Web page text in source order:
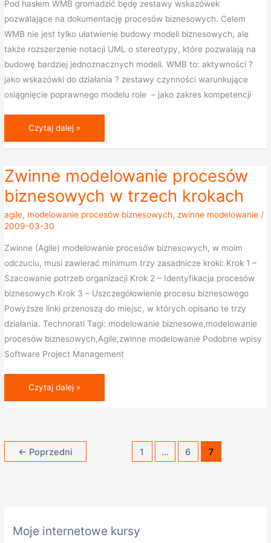
Pod hasłem WMB gromadzić będę zestawy wskazówek
pozwalające na dokumentację procesów biznesowych. Celem
WMB nie jest tylko ułatwienie budowy modeli biznesowych, ale
także rozszerzenie notacji UML o stereotypy, które pozwalają na
budowę bardziej jednoznacznych modeli. WMB to: aktywności ?
jako wskazówki do działania ? zestawy czynności warunkujące
osiągnięcie poprawnego modelu role – jako zakres kompetencji
zakresie
modelowania
biznesowego
Czytaj dalej »
Zwinne modelowanie procesów
biznesowych w trzech krokach
agile, modelowanie procesów biznesowych, zwinne modelowanie /
2009-03-30
Zwinne (Agile) modelowanie procesów biznesowych, w moim
odczuciu, musi zawierać minimum trzy zasadnicze kroki: Krok 1 –
Szacowanie potrzeb organizacji Krok 2 – Identyfikacja procesów
biznesowych Krok 3 – Uszczegółowienie procesu biznesowego
Powyższe linki przenoszą do miejsc, w których opisano te trzy
działania. Technorati Tagi: modelowanie biznesowe,modelowanie
procesów biznesowych,Agile,zwinne modelowanie Podobne wpisy
Software Project Management
Zwinne
procesów
biznesowych
trzech
krokach
Czytaj dalej »
← Poprzedni 1 … 6 7
Moje internetowe kursy
a